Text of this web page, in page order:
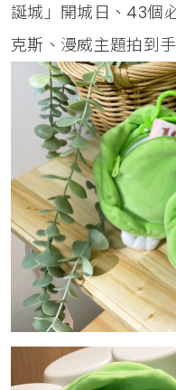
誕城」開城日、43個
克斯、漫威主題拍到